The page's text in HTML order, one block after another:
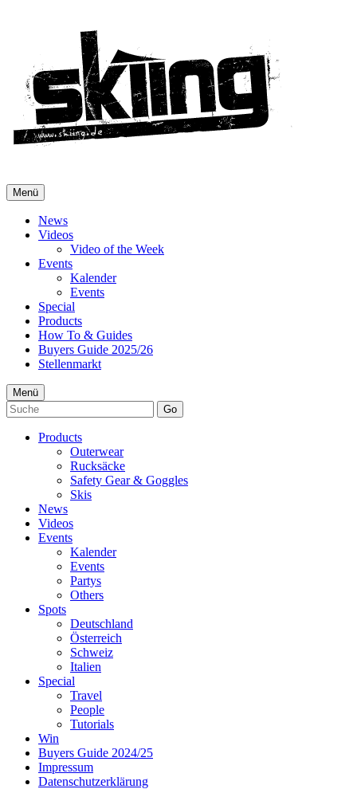
Menü
News
Videos
Video of the Week
Events
Kalender
Events
Special
Products
How To & Guides
Buyers Guide 2025/26
Stellenmarkt
Menü
Go
Products
Outerwear
Rucksäcke
Safety Gear & Goggles
Skis
News
Videos
Events
Kalender
Events
Partys
Others
Spots
Deutschland
Österreich
Schweiz
Italien
Special
Travel
People
Tutorials
Win
Buyers Guide 2024/25
Impressum
Datenschutzerklärung